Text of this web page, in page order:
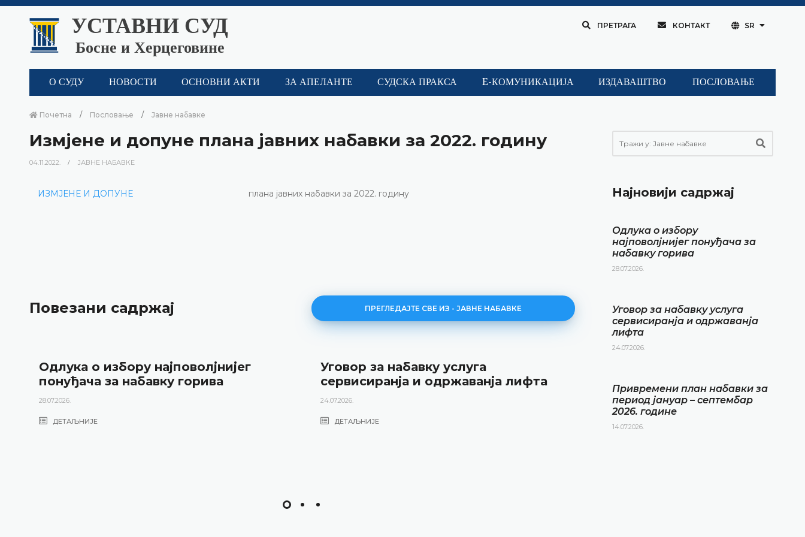
УСТАВНИ СУД
Босне и Херцеговине
ПРЕТРАГА КОНТАКТ SR
О СУДУ НОВОСТИ ОСНОВНИ АКТИ ЗА АПЕЛАНТЕ СУДСКА ПРАКСА E-КОМУНИКАЦИЈА ИЗДАВАШТВО ПОСЛОВАЊЕ
Почетна Пословање Јавне набавке
Измјене и допуне плана јавних набавки за 2022. годину
04.11.2022. ЈАВНЕ НАБАВКЕ
ИЗМЈЕНЕ И ДОПУНЕ плана јавних набавки за 2022. годину
Повезани садржај ПРЕГЛЕДАЈТЕ СВЕ ИЗ - ЈАВНЕ НАБАВКЕ
Одлука о избору најповолјнијег
понуђача за набавку горива
28.07.2026.
ДЕТАЉНИЈЕ
Уговор за набавку услуга
сервисиранја и одржаванја лифта
24.07.2026.
ДЕТАЉНИЈЕ
период јануар – септембар
године
14.07.2026.
Најновији садржај
Одлука о избору
најповолјнијег понуђача за
набавку горива
28.07.2026.
Уговор за набавку услуга
сервисиранја и одржаванја
лифта
24.07.2026.
Привремени план набавки за
период јануар – септембар
2026. године
14.07.2026.